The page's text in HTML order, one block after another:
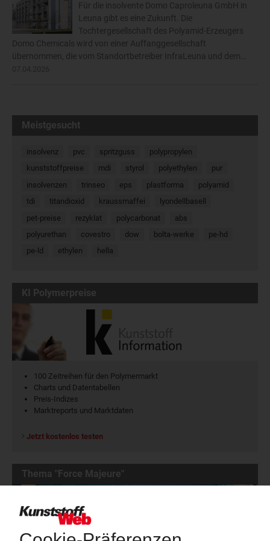
Für die insolvente Domo Caproleuna GmbH in
Leuna gibt es eine Zukunft. Die
Tochtergesellschaft des Polyamid-Erzeugers
Domo Chemicals wird von einer Auffanggesellschaft
übernommen, die vom Standortbetreiber InfraLeuna und dem…
Meistgesucht
insolvenz pvc spritzguss
polypropylen
kunststoffpreise
mdi styrol polyethylen
pur
insolvenzen
trinseo eps plastforma
polyamid
tdi
titandioxid kraussmaffei
lyondellbasell
pet-preise
rezyklat polycarbonat
abs
polyurethan
covestro dow bolta-werke
pe-hd
pe-ld
ethylen hella
KI Polymerpreise
100 Zeitreihen für den Polymermarkt
Charts und Datentabellen
Preis-Indizes
Marktreports und Marktdaten
Jetzt kostenlos testen
Thema "Force Majeure"